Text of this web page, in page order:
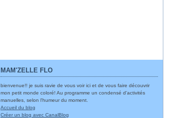
MAM'ZELLE FLO
bienvenue!! je suis ravie de vous voir ici et de vous faire découvrir
mon petit monde coloré! Au programme un condensé d'activités
manuelles, selon l'humeur du moment.
Accueil du blog
Créer un blog avec CanalBlog